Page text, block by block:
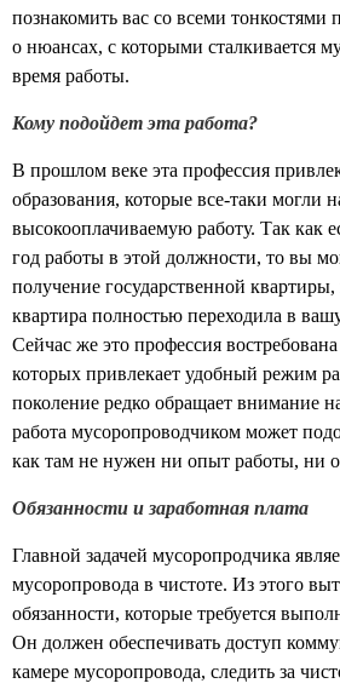
познакомить вас со всеми тонкостями
о нюансах, с которыми сталкивается
время работы.
Кому подойдет эта работа?
В прошлом веке эта профессия
образования, которые все-таки могли
высокооплачиваемую работу. Так как
год работы в этой должности, то вы
получение государственной
квартира полностью переходила в
Сейчас же это профессия
которых привлекает удобный режим
поколение редко обращает внимание
работа мусоропроводчиком может
как там не нужен ни опыт работы, ни
Обязанности и заработная плата
Главной задачей мусоропродчика
мусоропровода в чистоте. Из этого
обязанности, которые требуется
Он должен обеспечивать доступ
камере мусоропровода, следить за